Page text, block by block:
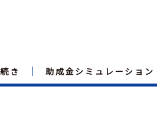
き 助成金シミュレーション